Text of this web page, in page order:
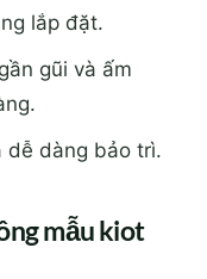
lắp đặt.
gũi và ấm
dễ dàng bảo trì.
mẫu kiot